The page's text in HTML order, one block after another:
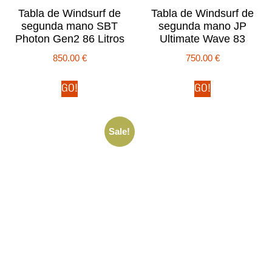
Tabla de Windsurf de
segunda mano SBT
Photon Gen2 86 Litros
850.00 €
GO!
Tabla de Windsurf de
segunda mano JP
Ultimate Wave 83
750.00 €
GO!
Sale!